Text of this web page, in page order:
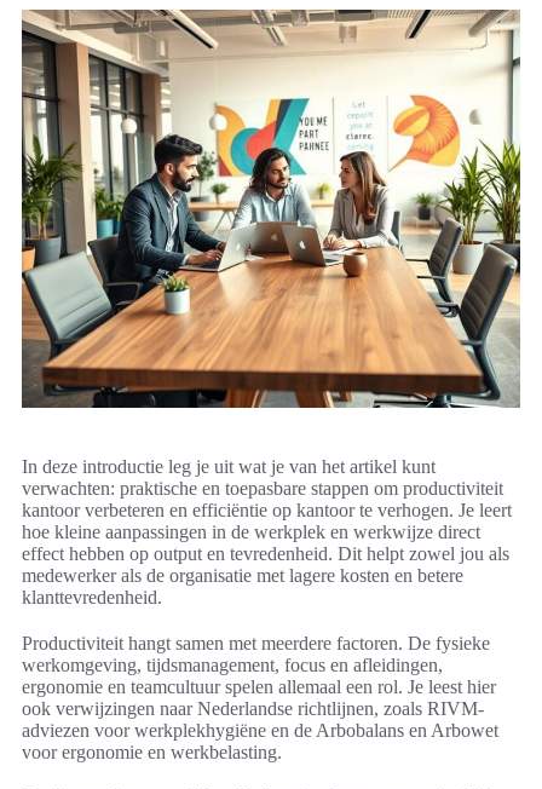
In deze introductie leg je uit wat je van het artikel kunt
verwachten: praktische en toepasbare stappen om productiviteit
kantoor verbeteren en efficiëntie op kantoor te verhogen. Je leert
hoe kleine aanpassingen in de werkplek en werkwijze direct
effect hebben op output en tevredenheid. Dit helpt zowel jou als
medewerker als de organisatie met lagere kosten en betere
klanttevredenheid.
Productiviteit hangt samen met meerdere factoren. De fysieke
werkomgeving, tijdsmanagement, focus en afleidingen,
ergonomie en teamcultuur spelen allemaal een rol. Je leest hier
ook verwijzingen naar Nederlandse richtlijnen, zoals RIVM-
adviezen voor werkplekhygiëne en de Arbobalans en Arbowet
voor ergonomie en werkbelasting.